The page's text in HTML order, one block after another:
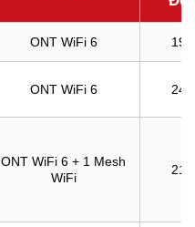
ONT WiFi 6
ONT WiFi 6
ONT WiFi 6 + 1 Mesh
WiFi